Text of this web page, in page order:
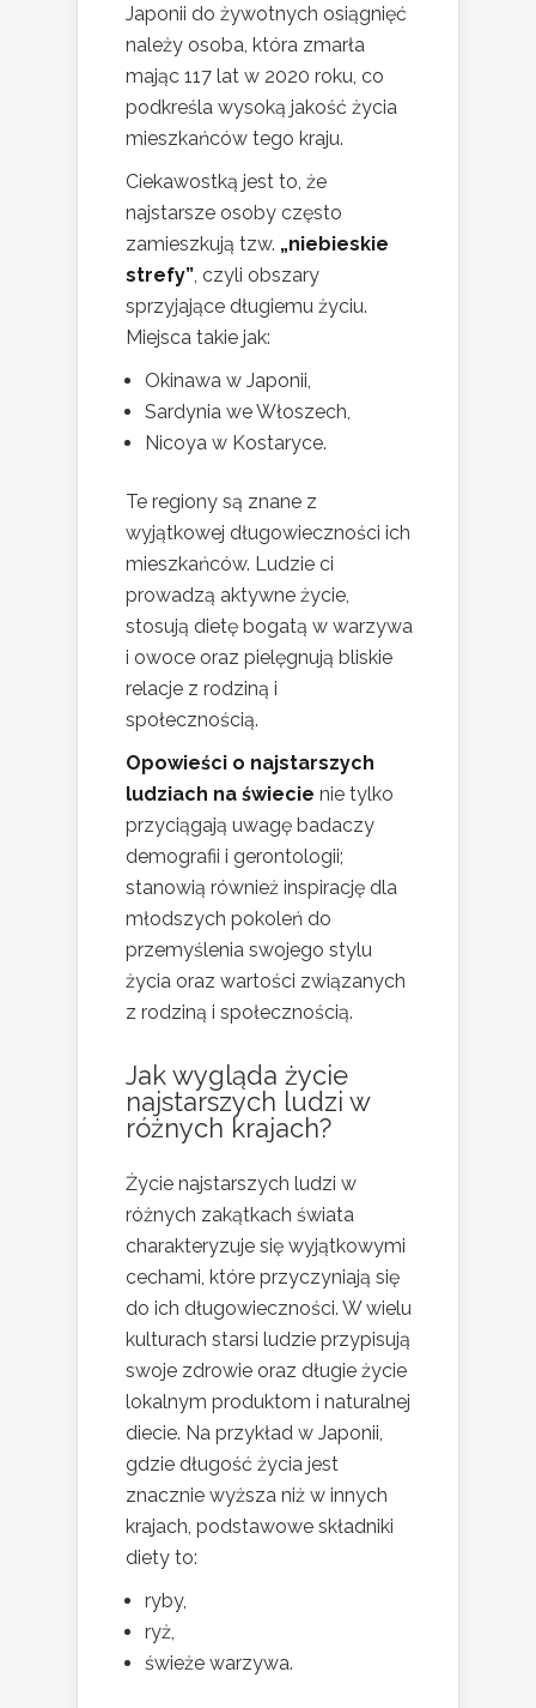
Japonii do żywotnych osiągnięć
należy osoba, która zmarła
mając 117 lat w 2020 roku, co
podkreśla wysoką jakość życia
mieszkańców tego kraju.
Ciekawostką jest to, że
najstarsze osoby często
zamieszkują tzw. „niebieskie
strefy” , czyli obszary
sprzyjające długiemu życiu.
Miejsca takie jak:
Okinawa w Japonii,
Sardynia we Włoszech,
Nicoya w Kostaryce.
Te regiony są znane z
wyjątkowej długowieczności ich
mieszkańców. Ludzie ci
prowadzą aktywne życie,
stosują dietę bogatą w warzywa
i owoce oraz pielęgnują bliskie
relacje z rodziną i
społecznością.
Opowieści o najstarszych
ludziach na świecie nie tylko
przyciągają uwagę badaczy
demografii i gerontologii;
stanowią również inspirację dla
młodszych pokoleń do
przemyślenia swojego stylu
życia oraz wartości związanych
z rodziną i społecznością.
Jak wygląda życie
najstarszych ludzi w
różnych krajach?
Życie najstarszych ludzi w
różnych zakątkach świata
charakteryzuje się wyjątkowymi
cechami, które przyczyniają się
do ich długowieczności. W wielu
kulturach starsi ludzie przypisują
swoje zdrowie oraz długie życie
lokalnym produktom i naturalnej
diecie. Na przykład w Japonii,
gdzie długość życia jest
znacznie wyższa niż w innych
krajach, podstawowe składniki
diety to:
ryby,
ryż,
świeże warzywa.